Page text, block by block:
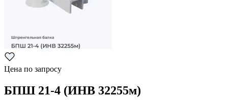
Цена по запросу
БПШ 21-4 (ИНВ 32255м)